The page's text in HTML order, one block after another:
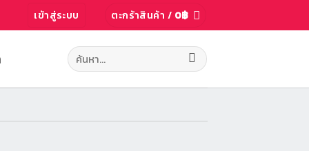
เข้าสู่ระบบ ตะกร้าสินค้า / 0฿
ค้นหา: